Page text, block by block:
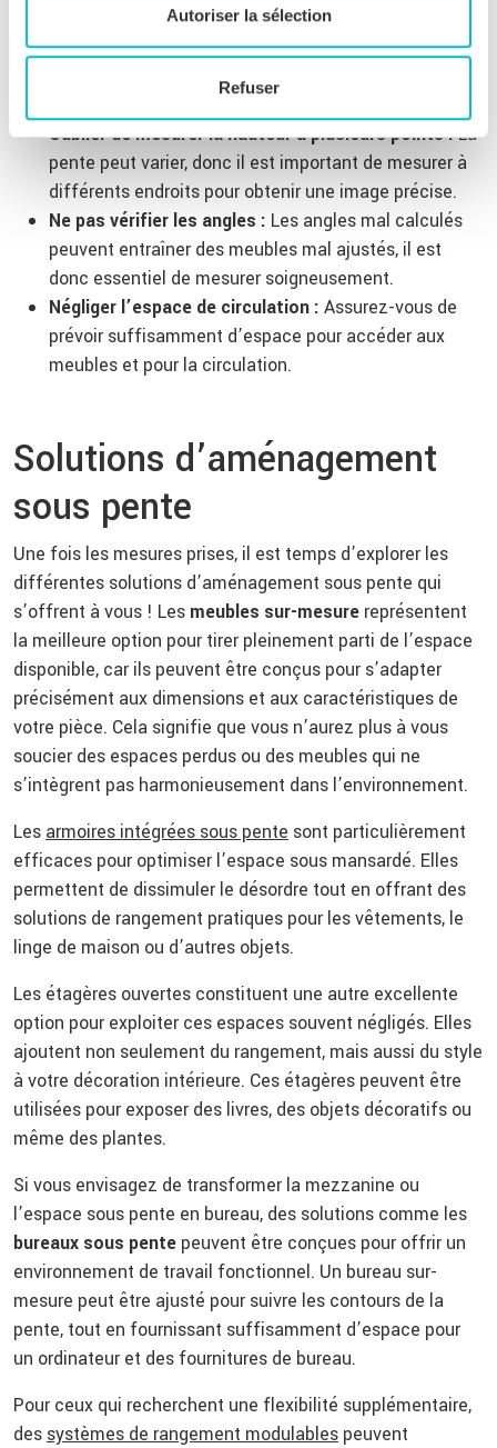
Autoriser la sélection
Refuser
Il est facile de commettre des erreurs lors de la prise de
côtes, surtout dans des espaces complexes. Voici
quelques erreurs courantes à éviter :
Oublier de mesurer la hauteur à plusieurs points :La
pente peut varier, donc il est important de mesurer à
différents endroits pour obtenir une image précise.
Ne pas vérifier les angles : Les angles mal calculés
peuvent entraîner des meubles mal ajustés, il est
donc essentiel de mesurer soigneusement.
Négliger l’espace de circulation : Assurez-vous de
prévoir suffisamment d’espace pour accéder aux
meubles et pour la circulation.
Solutions d’aménagement
sous pente
Une fois les mesures prises, il est temps d’explorer les
différentes solutions d’aménagement sous pente qui
s’offrent à vous ! Les meubles sur-mesure représentent
la meilleure option pour tirer pleinement parti de l’espace
disponible, car ils peuvent être conçus pour s’adapter
précisément aux dimensions et aux caractéristiques de
votre pièce. Cela signifie que vous n’aurez plus à vous
soucier des espaces perdus ou des meubles qui ne
s’intègrent pas harmonieusement dans l’environnement.
Les armoires intégrées sous pente sont particulièrement
efficaces pour optimiser l’espace sous mansardé. Elles
permettent de dissimuler le désordre tout en offrant des
solutions de rangement pratiques pour les vêtements, le
linge de maison ou d’autres objets.
Les étagères ouvertes constituent une autre excellente
option pour exploiter ces espaces souvent négligés. Elles
ajoutent non seulement du rangement, mais aussi du style
à votre décoration intérieure. Ces étagères peuvent être
utilisées pour exposer des livres, des objets décoratifs ou
même des plantes.
Si vous envisagez de transformer la mezzanine ou
l’espace sous pente en bureau, des solutions comme les
bureaux sous pente peuvent être conçues pour offrir un
environnement de travail fonctionnel. Un bureau sur-
mesure peut être ajusté pour suivre les contours de la
pente, tout en fournissant suffisamment d’espace pour
un ordinateur et des fournitures de bureau.
Pour ceux qui recherchent une flexibilité supplémentaire,
des systèmes de rangement modulables peuvent